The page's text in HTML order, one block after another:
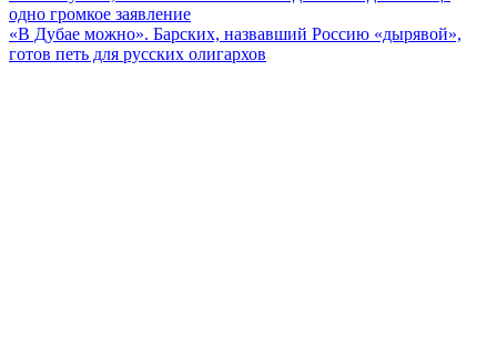
по
записям
одно громкое заявление
«В Дубае можно». Барских, назвавший Россию «дырявой»,
готов петь для русских олигархов